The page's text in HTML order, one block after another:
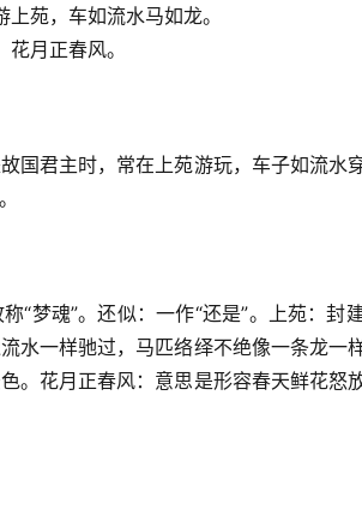
上苑，车如流水马如龙。
花月正春风。
国君主时，常在上苑游玩，车子如流水
“梦魂”。还似：一作“还是”。上苑：封
水一样驰过，马匹络绎不绝像一条龙一
。花月正春风：意思是形容春天鲜花怒